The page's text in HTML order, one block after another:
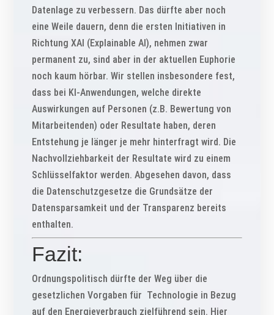
Datenlage zu verbessern. Das dürfte aber noch
eine Weile dauern, denn die ersten Initiativen in
Richtung XAI (Explainable AI), nehmen zwar
permanent zu, sind aber in der aktuellen Euphorie
noch kaum hörbar. Wir stellen insbesondere fest,
dass bei KI-Anwendungen, welche direkte
Auswirkungen auf Personen (z.B. Bewertung von
Mitarbeitenden) oder Resultate haben, deren
Entstehung je länger je mehr hinterfragt wird. Die
Nachvollziehbarkeit der Resultate wird zu einem
Schlüsselfaktor werden. Abgesehen davon, dass
die Datenschutzgesetze die Grundsätze der
Datensparsamkeit und der Transparenz bereits
enthalten.
Fazit:
Ordnungspolitisch dürfte der Weg über die
gesetzlichen Vorgaben für Technologie in Bezug
auf den Energieverbrauch zielführend sein. Hier